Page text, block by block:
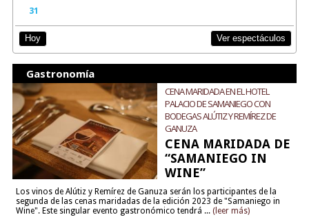
31
Hoy Ver espectáculos
Gastronomía
CENA MARIDADA EN EL HOTEL
PALACIO DE SAMANIEGO CON
BODEGAS ALÚTIZ Y REMÍREZ DE
GANUZA
CENA MARIDADA DE
“SAMANIEGO IN
WINE”
Los vinos de Alútiz y Remírez de Ganuza serán los participantes de la
segunda de las cenas maridadas de la edición 2023 de "Samaniego in
Wine". Este singular evento gastronómico tendrá ... (leer más)